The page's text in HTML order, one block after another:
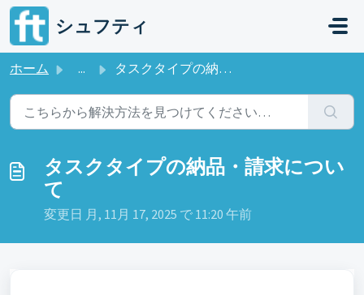
メインコンテンツに移動
シュフティ
ホーム ... タスクタイプの納品・請求について
タスクタイプの納品・請求につい
て
変更日 月, 11月 17, 2025 で 11:20 午前